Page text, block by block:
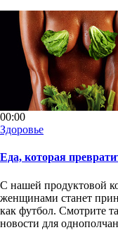
00:00
Здоровье
Еда, которая
С нашей продуктовой
женщинами станет
как футбол. Смотрите
новости для